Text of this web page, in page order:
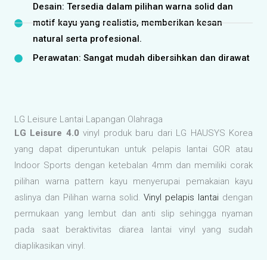
Desain: Tersedia dalam pilihan warna solid dan
motif kayu yang realistis, memberikan kesan
natural serta profesional.
Perawatan: Sangat mudah dibersihkan dan dirawat
LG Leisure Lantai Lapangan Olahraga
LG Leisure 4.0 vinyl produk baru dari LG HAUSYS Korea
yang dapat diperuntukan untuk pelapis lantai GOR atau
Indoor Sports dengan ketebalan 4mm dan memiliki corak
pilihan warna pattern kayu menyerupai pemakaian kayu
aslinya dan Pilihan warna solid.Vinyl pelapis lantai dengan
permukaan yang lembut dan anti slip sehingga nyaman
pada saat beraktivitas diarea lantai vinyl yang sudah
diaplikasikan vinyl.